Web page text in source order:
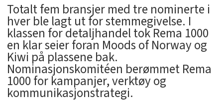
Totalt fem bransjer med tre nominerte i
hver ble lagt ut for stemmegivelse. I
klassen for detaljhandel tok Rema 1000
en klar seier foran Moods of Norway og
Kiwi på plassene bak.
Nominasjonskomitéen berømmet Rema
1000 for kampanjer, verktøy og
kommunikasjonstrategi.